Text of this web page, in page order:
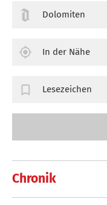
Chronik
Dolomiten
In der Nähe
Lesezeichen